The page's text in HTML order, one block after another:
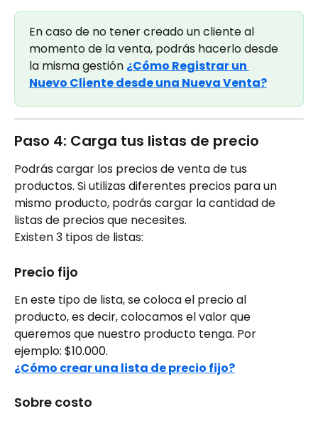
En caso de no tener creado un cliente al
momento de la venta, podrás hacerlo desde
la misma gestión ¿Cómo Registrar un
Nuevo Cliente desde una Nueva Venta?
Paso 4: Carga tus listas de precio
Podrás cargar los precios de venta de tus
productos. Si utilizas diferentes precios para un
mismo producto, podrás cargar la cantidad de
listas de precios que necesites.
Existen 3 tipos de listas:
Precio fijo
En este tipo de lista, se coloca el precio al
producto, es decir, colocamos el valor que
queremos que nuestro producto tenga. Por
ejemplo: $10.000.
¿Cómo crear una lista de precio fijo?
Sobre costo